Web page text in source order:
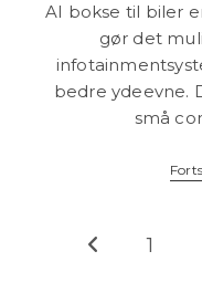
AI bokse til biler
gør det
bedre ydeevne.
små
Go to the
1